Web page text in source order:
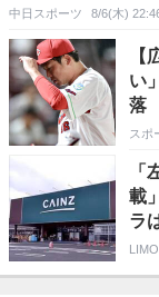
中日スポーツ 8/6(木)
【
い
落
慮
スポ
「
載
ラ
素
LIMO